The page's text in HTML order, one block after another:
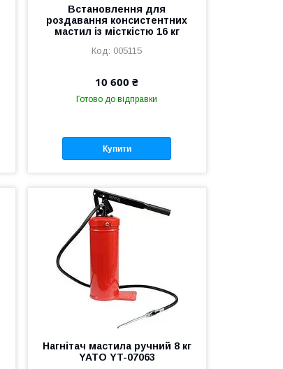
Встановлення для
роздавання консистентних
мастил із місткістю 16 кг
005115
10 600 ₴
Готово до відправки
Купити
Нагнітач мастила ручний 8 кг
YATO YT-07063